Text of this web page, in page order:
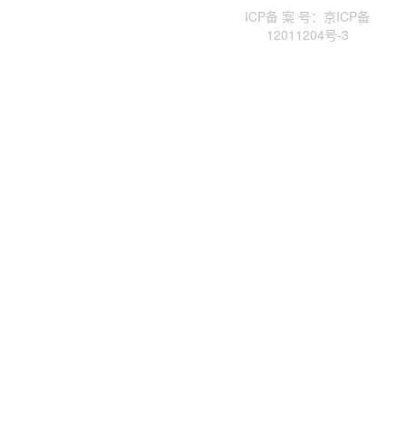
ICP备 案 号：京ICP备
12011204号-3